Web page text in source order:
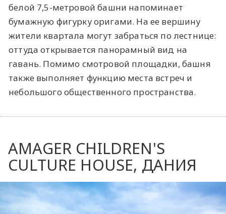
белой 7,5-метровой башни напоминает
бумажную фигурку оригами. На ее вершину
жители квартала могут забраться по лестнице:
оттуда открывается панорамный вид на
гавань. Помимо смотровой площадки, башня
также выполняет функцию места встреч и
небольшого общественного пространства.
AMAGER CHILDREN'S
CULTURE HOUSE, ДАНИЯ